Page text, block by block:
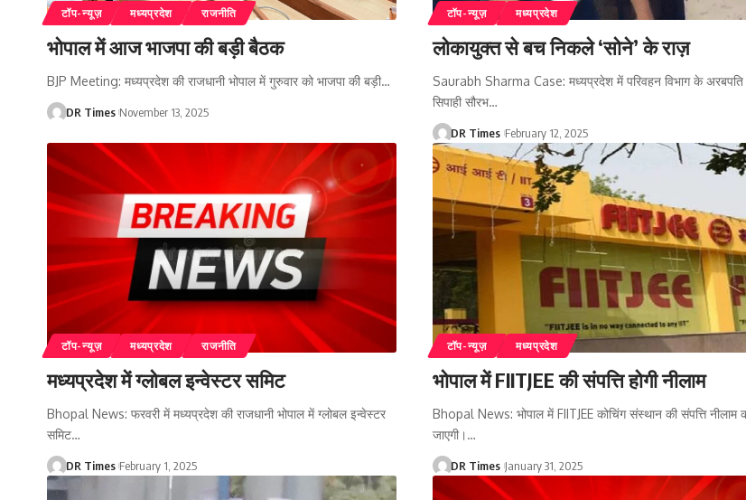
टॉप-न्यूज़ मध्यप्रदेश राजनीति
भोपाल में आज भाजपा की बड़ी बैठक
BJP Meeting: मध्यप्रदेश की राजधानी भोपाल में गुरुवार को भाजपा की बड़ी…
DR Times November 13, 2025
टॉप-न्यूज़ मध्यप्रदेश
लोकायुक्त से बच निकले ‘सोने’ के राज़
Saurabh Sharma Case: मध्यप्रदेश में परिवहन विभाग के अरबपति
सिपाही सौरभ…
DR Times February 12, 2025
टॉप-न्यूज़ मध्यप्रदेश राजनीति
मध्यप्रदेश में ग्लोबल इन्वेस्टर समिट
Bhopal News: फरवरी में मध्यप्रदेश की राजधानी भोपाल में ग्लोबल इन्वेस्टर
समिट…
DR Times February 1, 2025
टॉप-न्यूज़ मध्यप्रदेश
भोपाल में FIITJEE की संपत्ति होगी नीलाम
Bhopal News: भोपाल में FIITJEE कोचिंग संस्थान की संपत्ति नीलाम
जाएगी। …
DR Times January 31, 2025